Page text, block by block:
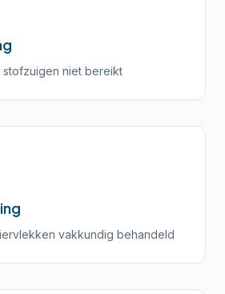
stofzuigen niet bereikt
vakkundig behandeld